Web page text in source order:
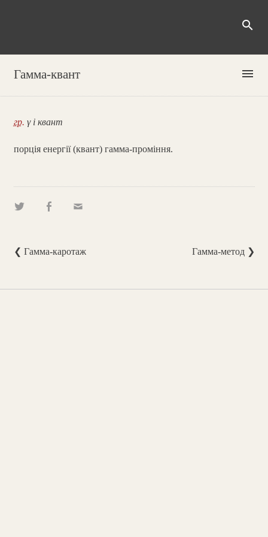
search
Гамма-квант menu
гр. γ і квант
порція енергії (квант) гамма-проміння.
❮ Гамма-каротаж Гамма-метод ❯